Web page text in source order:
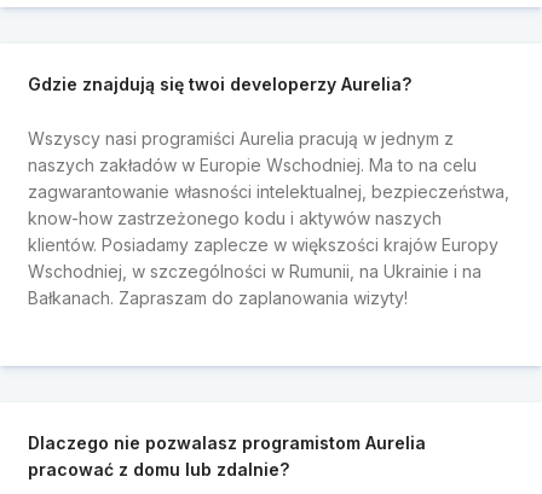
Gdzie znajdują się twoi developerzy Aurelia?
Wszyscy nasi programiści Aurelia pracują w jednym z
naszych zakładów w Europie Wschodniej. Ma to na celu
zagwarantowanie własności intelektualnej, bezpieczeństwa,
know-how zastrzeżonego kodu i aktywów naszych
klientów. Posiadamy zaplecze w większości krajów Europy
Wschodniej, w szczególności w Rumunii, na Ukrainie i na
Bałkanach. Zapraszam do zaplanowania wizyty!
Dlaczego nie pozwalasz programistom Aurelia
pracować z domu lub zdalnie?